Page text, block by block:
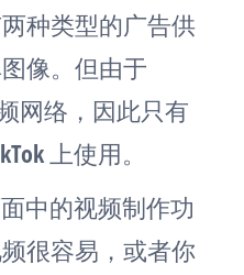
种类型的广告供
像。但由于
网络，因此只有
上使用。
面中的视频制作功
很容易，或者你